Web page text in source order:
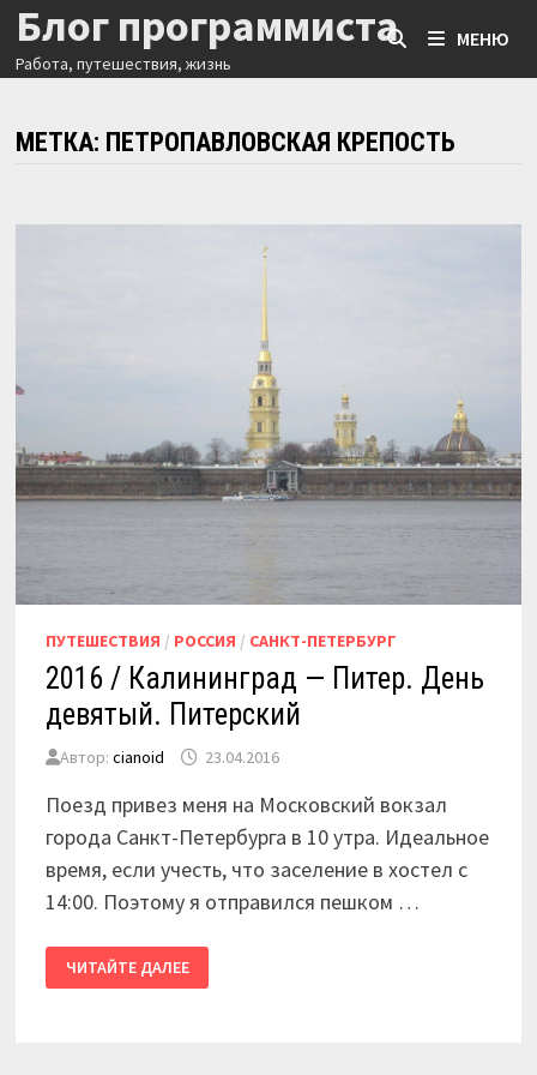
Перейти
содержимому
Блог программиста
Работа, путешествия, жизнь
МЕНЮ
МЕТКА: ПЕТРОПАВЛОВСКАЯ КРЕПОСТЬ
ПУТЕШЕСТВИЯ / РОССИЯ / САНКТ-ПЕТЕРБУРГ
2016 / Калининград — Питер. День
девятый. Питерский
Автор: cianoid 23.04.2016
Поезд привез меня на Московский вокзал
города Санкт-Петербурга в 10 утра. Идеальное
время, если учесть, что заселение в хостел с
14:00. Поэтому я отправился пешком …
2016
/
КАЛИНИНГРАД
ЧИТАЙТЕ ДАЛЕЕ